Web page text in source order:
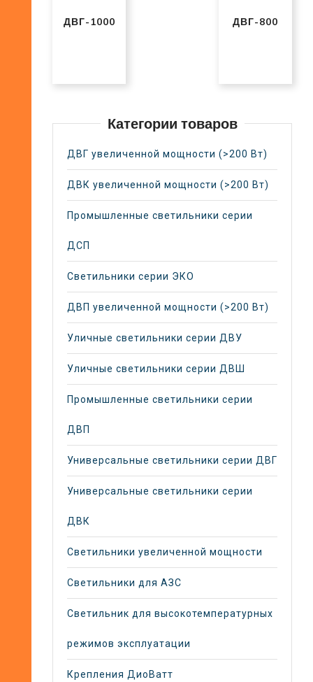
ДВГ-1000 ДВГ-800
Категории товаров
ДВГ увеличенной мощности (>200 Вт)
ДВК увеличенной мощности (>200 Вт)
Промышленные светильники серии
ДСП
Светильники серии ЭКО
ДВП увеличенной мощности (>200 Вт)
Уличные светильники серии ДВУ
Уличные светильники серии ДВШ
Промышленные светильники серии
ДВП
Универсальные светильники серии ДВГ
Универсальные светильники серии
ДВК
Светильники увеличенной мощности
Светильники для АЗС
Светильник для высокотемпературных
режимов эксплуатации
Крепления ДиоВатт